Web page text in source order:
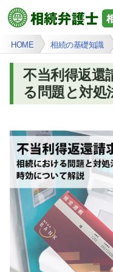
HOME 相続の基礎知識
不当利得返還
る問題と対処